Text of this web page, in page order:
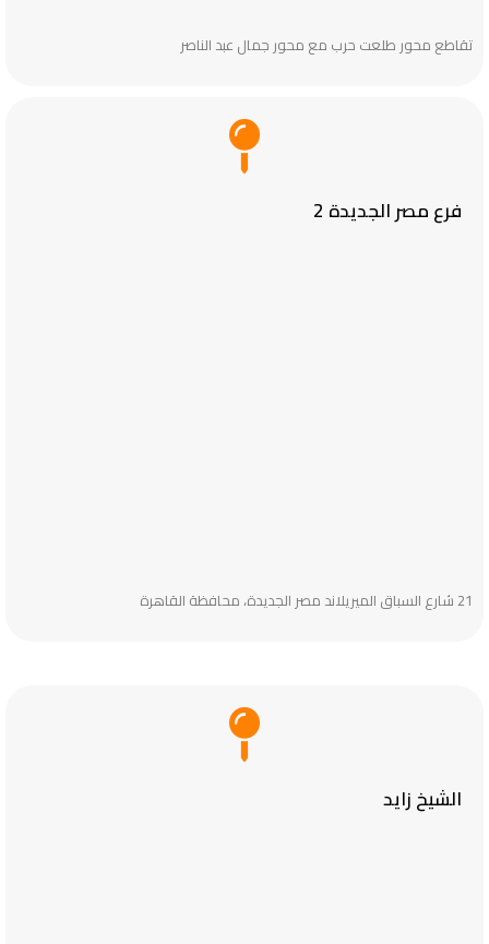
تقاطع محور طلعت حرب مع محور جمال عبد الناصر
فرع مصر الجديدة 2
21 شارع السباق الميريلاند مصر الجديدة، محافظة القاهرة‬
الشيخ زايد